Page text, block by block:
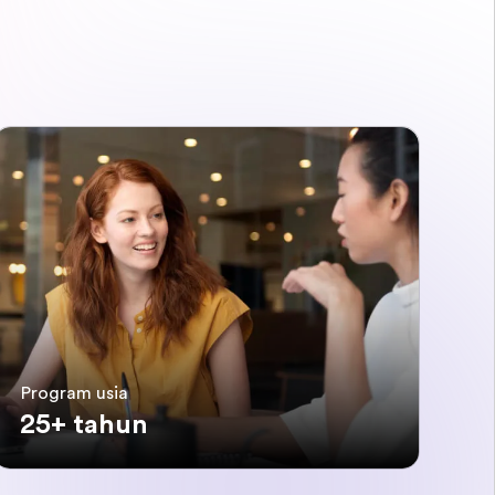
Program usia
25+ tahun